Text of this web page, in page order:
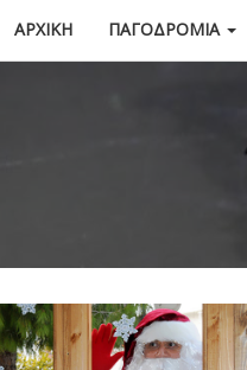
ΑΡΧΙΚΉ ΠΑΓΟΔΡΌΜΙΑ